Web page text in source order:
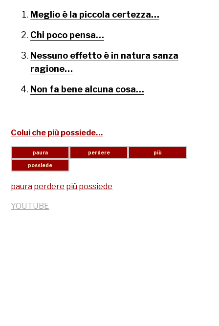
Meglio è la piccola certezza…
Chi poco pensa…
Nessuno effetto è in natura sanza
ragione…
Non fa bene alcuna cosa…
Colui che più possiede…
paura perdere più possiede
YOUTUBE